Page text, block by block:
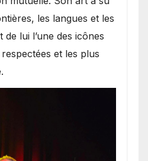
les langues et les
lui l’une des icônes
et les plus